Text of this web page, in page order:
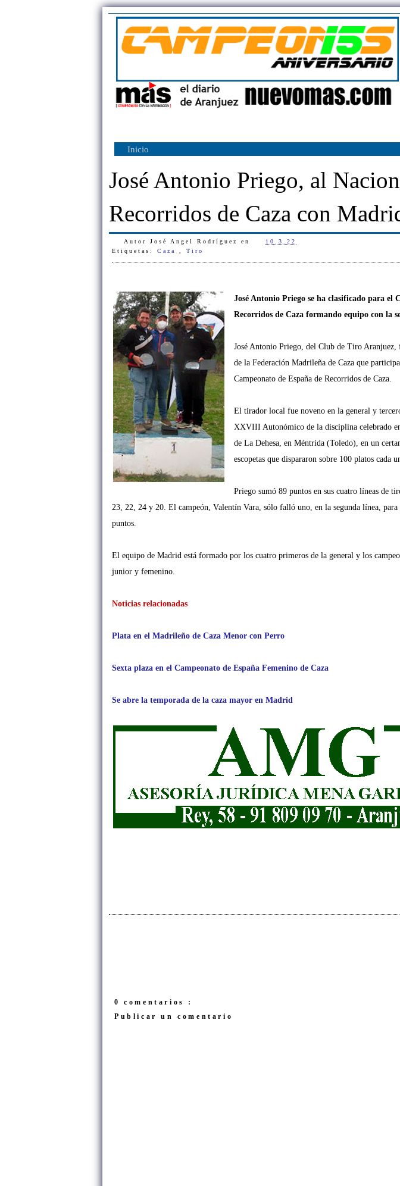
Inicio
José Antonio Priego, al
Recorridos de Caza con
Autor José Angel Rodríguez en 10.3.22
Etiquetas: Caza Tiro
José Antonio Priego se ha clasificado para el
Recorridos de Caza formando equipo con la
José Antonio Priego, del Club de Tiro Aranjuez,
de la Federación Madrileña de Caza que
Campeonato de España de Recorridos de Caza.
El tirador local fue noveno en la general y
XXVIII Autonómico de la disciplina celebrado
de La Dehesa, en Méntrida (Toledo), en un
escopetas que dispararon sobre 100 platos cada
Priego sumó 89 puntos en sus cuatro líneas de
23, 22, 24 y 20. El campeón, Valentín Vara, sólo falló uno, en la segunda línea,
puntos.
El equipo de Madrid está formado por los cuatro primeros de la general y los
junior y femenino.
Noticias relacionadas
Plata en el Madrileño de Caza Menor con Perro
Sexta plaza en el Campeonato de España Femenino de Caza
Se abre la temporada de la caza mayor en Madrid
0 comentarios :
Publicar un comentario